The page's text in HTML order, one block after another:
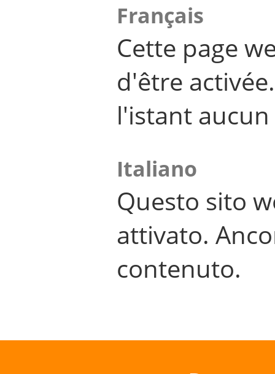
Français
Cette page
d'être
l'istant
Italiano
Questo sito
attivato.
contenuto.